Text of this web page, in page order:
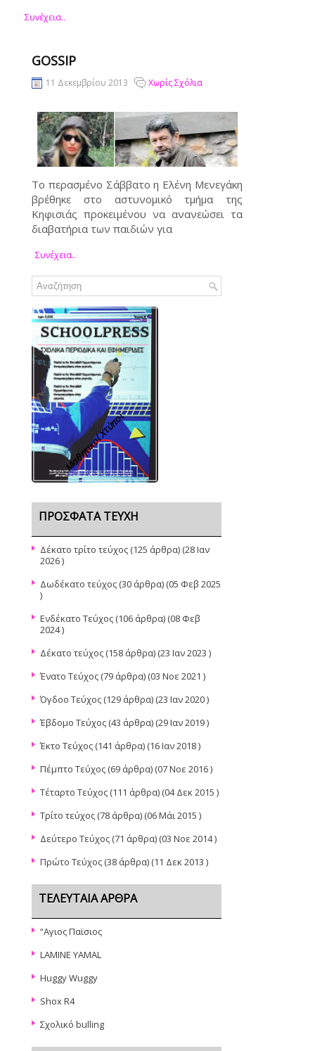
Συνέχεια..
GOSSIP
11 Δεκεμβρίου 2013 Χωρίς Σχόλια
Το περασμένο Σάββατο η Ελένη Μενεγάκη
βρέθηκε στο αστυνομικό τμήμα της
Κηφισιάς προκειμένου να ανανεώσει τα
διαβατήρια των παιδιών για
Συνέχεια..
Μαθητικοί Χτύποι
ΠΡΌΣΦΑΤΑ ΤΕΎΧΗ
Δέκατο τρίτο τεύχος (125 άρθρα) (28 Ιαν
2026 )
Δωδέκατο τεύχος (30 άρθρα) (05 Φεβ 2025
)
Ενδέκατο Τεύχος (106 άρθρα) (08 Φεβ
2024 )
Δέκατο τεύχος (158 άρθρα) (23 Ιαν 2023 )
Ένατο Τεύχος (79 άρθρα) (03 Νοε 2021 )
Όγδοο Τεύχος (129 άρθρα) (23 Ιαν 2020 )
Έβδομο Τεύχος (43 άρθρα) (29 Ιαν 2019 )
Έκτο Τεύχος (141 άρθρα) (16 Ιαν 2018 )
Πέμπτο Τεύχος (69 άρθρα) (07 Νοε 2016 )
Τέταρτο Τεύχος (111 άρθρα) (04 Δεκ 2015 )
Τρίτο τεύχος (78 άρθρα) (06 Μάι 2015 )
Δεύτερο Τεύχος (71 άρθρα) (03 Νοε 2014 )
Πρώτο Τεύχος (38 άρθρα) (11 Δεκ 2013 )
ΤΕΛΕΥΤΑΊΑ ΆΡΘΡΑ
“Αγιος Παϊσιος
LAMINE YAMAL
Huggy Wuggy
Shox R4
Σχολικό bulling